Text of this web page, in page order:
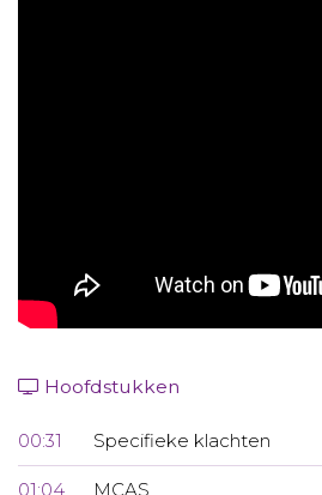
Hoofdstukken
00:31 Specifieke klachten
01:04 MCAS